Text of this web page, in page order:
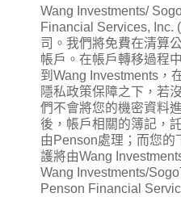
Wang Investments/
Financial Services, Inc.
司。我們將免費在清算
帳戶。在帳戶轉移過程
到Wang Investments，
隱私政策保障之下，若
們不會將您的機密資料
後，帳戶相關的簿記，
由Penson處理；而您的
護將由Wang
Wang Investments/
Penson Financial